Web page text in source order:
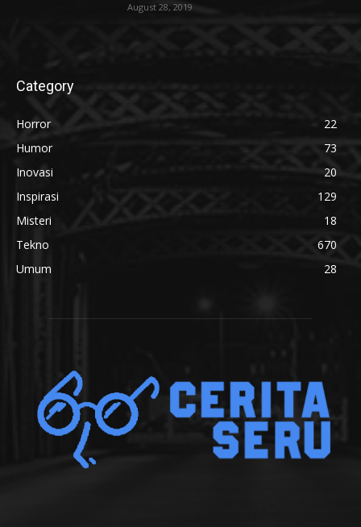
August 28, 2019
Category
Horror
22
Humor
73
Inovasi
20
Inspirasi
129
Misteri
18
Tekno
670
Umum
28